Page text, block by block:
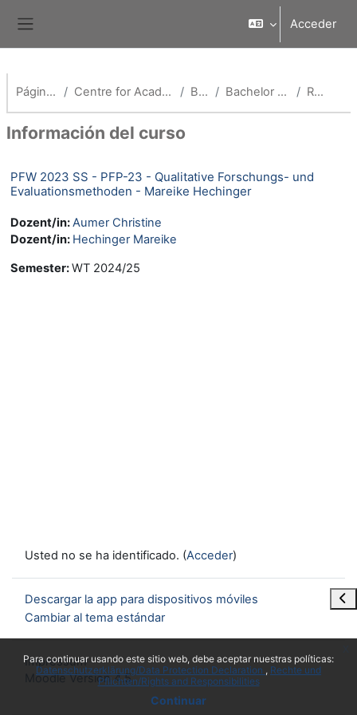
Para continuar usando este sitio web, debe aceptar nuestras políticas:
Datenschutzerklärung/Data Protection Declaration
Rechte und
Pflichten/Rights and Responsibilities
Continuar
Acceder
Página Principal Centre for Academic Further Education Bachelor Bachelor Pflegepädagogik Resumen
Información del curso
PFW 2023 SS - PFP-23 - Qualitative Forschungs- und
Evaluationsmethoden - Mareike Hechinger
Dozent/in:Aumer Christine
Dozent/in: Hechinger Mareike
Semester:WT 2024/25
Usted no se ha identificado. (Acceder)
Descargar la app para dispositivos móviles
Cambiar al tema estándar
Impressum
Moodle Version 4.5